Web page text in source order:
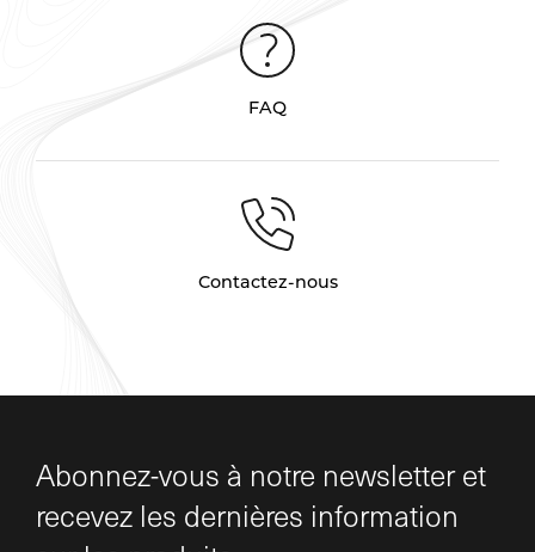
FAQ
Contactez-nous
Abonnez-vous à notre newsletter et
recevez les dernières information